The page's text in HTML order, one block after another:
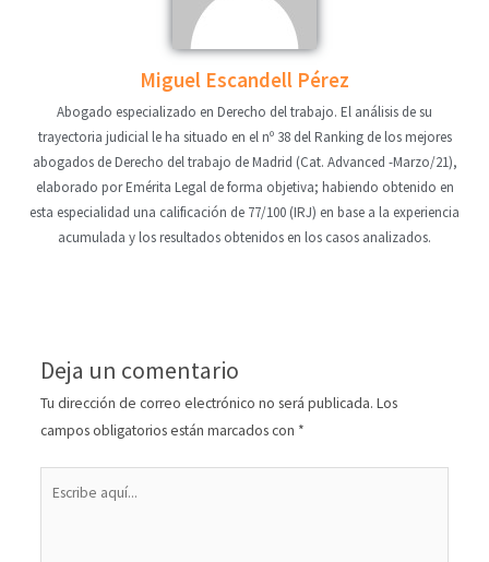
Miguel Escandell Pérez
Abogado especializado en Derecho del trabajo. El análisis de su
trayectoria judicial le ha situado en el nº 38 del Ranking de los mejores
abogados de Derecho del trabajo de Madrid (Cat. Advanced -Marzo/21),
elaborado por Emérita Legal de forma objetiva; habiendo obtenido en
esta especialidad una calificación de 77/100 (IRJ) en base a la experiencia
acumulada y los resultados obtenidos en los casos analizados.
Deja un comentario
Tu dirección de correo electrónico no será publicada. Los
campos obligatorios están marcados con *